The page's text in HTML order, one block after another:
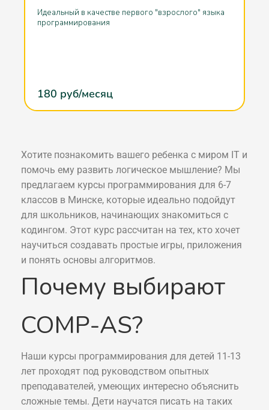
Идеальный в качестве первого "взрослого" языка
программирования
180 руб/месяц
Хотите познакомить вашего ребенка с миром IT и
помочь ему развить логическое мышление? Мы
предлагаем курсы программирования для 6-7
классов в Минске, которые идеально подойдут
для школьников, начинающих знакомиться с
кодингом. Этот курс рассчитан на тех, кто хочет
научиться создавать простые игры, приложения
и понять основы алгоритмов.
Почему выбирают
COMP-AS?
Наши курсы программирования для детей 11-13
лет проходят под руководством опытных
преподавателей, умеющих интересно объяснить
сложные темы. Дети научатся писать на таких